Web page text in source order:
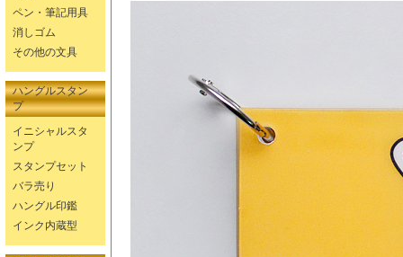
ペン・筆記用具
消しゴム
その他の文具
ハングルスタン
プ
イニシャルスタ
ンプ
スタンプセット
バラ売り
ハングル印鑑
インク内蔵型